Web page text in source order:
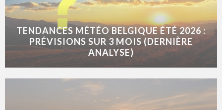
TENDANCES MÉTÉO BELGIQUE ÉTÉ 2026 :
PRÉVISIONS SUR 3 MOIS (DERNIÈRE
ANALYSE)